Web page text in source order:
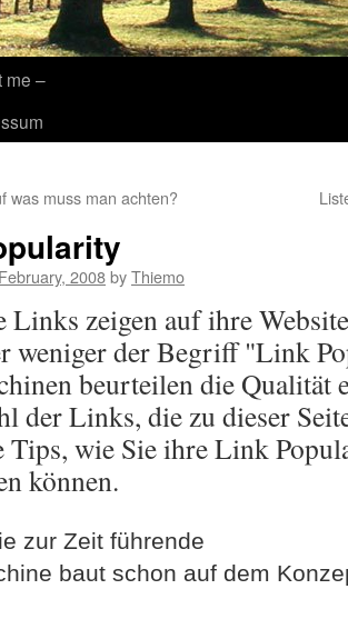
me –
was muss man achten?
2008byThiemo
zeigen auf ihre
weniger der Begriff "Link
beurteilen die Qualität
der Links, die zu dieser
Tips, wie Sie ihre Link
können.
zur Zeit führende
baut schon auf dem